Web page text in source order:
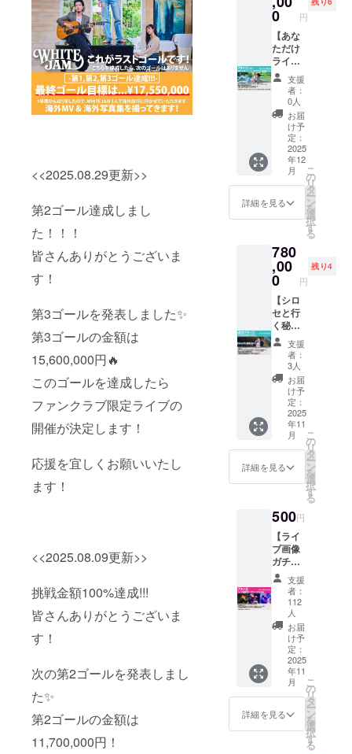
<<2025.08.29更新>>
第2ゴール達成しまし
た！！！
皆さんありがとうございま
す！
第3ゴールを発表しました✨
第3ゴールの金額は
15,600,000円🔥
このゴールを達成したら
ファンクラブ限定ライブの
開催が決定します！
応援を宜しくお願いいたし
ます！
<<2025.08.09更新>>
挑戦金額100%達成!!!
皆さんありがとうございま
す！
次の第2ゴールを発表しまし
た✨
第2ゴールの金額は
11,700,000円！
ラードから
アップテン
ポまで幅広
い楽曲を制
作。
代表曲「ウ
ソツキ」
「Tattoo」で
知られる。
泣き歌「ウ
YouTubeで
2,400万回再
生され、
iTunes 総合
チャートで1
位を獲得。
「泣ける
歌」の代表
入りを果た
ドSソング
「Tattoo」
にキスをし
レーズが流
行し、
TikTok 楽曲
チャート8週
連続 Top 50
位にランク
イン。
YouTubeで
も1200万回
再生されて
いる。
バラードで
は「泣き
歌」、アッ
ザイン
です。
デザイ
ンは届
いてか
らのお
楽しみ
に！ 商
品サイ
ズ：
5cm×5
cm
※CAMP
FIREに
ご登録
のご住
0 円
【あな
ただけ
ライブ
in
SHIRO
SEの部
屋プラ
ン】
SHIRO
SEの部
屋であ
なた1人
だけの
為に
LIVEを
しま
客はあ
なた1
人。
歌って
ほしい
曲
(SHIRO
SEソロ
曲)3曲
リクエ
ストし
てね。
泣き
歌、え
ろ曲、
なんで
もOK。
映像
OK！録
音OKの
分
LIVE！
その後2
人だけ
の空間
でお茶
タイム
も30分
ご用意
してお
りま
す。
SHIRO
SEとの
2ショッ
あり。
1応募
支援
者：
0人
お届
け予
定：
2025
年12
月
詳細を見る
こ
の
リ
タ
ー
ン
を
選
択
す
る
780
,00
0 円
残り4
【シロ
セと行
く秘密
のデー
トプラ
ン】 シ
ロセと
一緒に5
時間
デート
できる
プラン
です。
関東近
郊の海
のある
パーク
で一緒
に遊べ
ます ︎開
催日程
11月
or12月
or1月で
あなた
の予定
に合わ
せま
す。 昼
デート
か夜
をお選
びくだ
支援
者：
3人
お届
け予
定：
2025
年11
月
詳細を見る
こ
の
リ
タ
ー
ン
を
選
択
す
る
500円
【ライ
ブ画像
ガチャ
プラン
(全20
種)】 初
のホー
ルライ
ブ当日
のライ
ブ写真
が高解
像度で
届きま
す。 全
支援
者：
112
人
お届
け予
定：
2025
年11
月
詳細を見る
こ
の
リ
タ
ー
ン
を
選
択
す
る